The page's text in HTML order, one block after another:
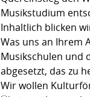
Musikstudium
Inhaltlich blicken
Was uns an Ihrem
Musikschulen und
abgesetzt, das zu
Wir wollen